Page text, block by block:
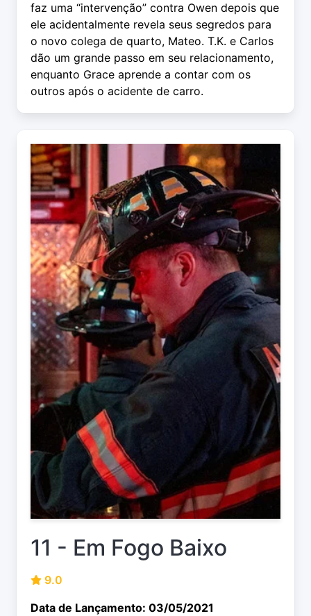
faz uma “intervenção” contra Owen depois que
ele acidentalmente revela seus segredos para
o novo colega de quarto, Mateo. T.K. e Carlos
dão um grande passo em seu relacionamento,
enquanto Grace aprende a contar com os
outros após o acidente de carro.
11 - Em Fogo Baixo
9.0
Data de Lançamento: 03/05/2021